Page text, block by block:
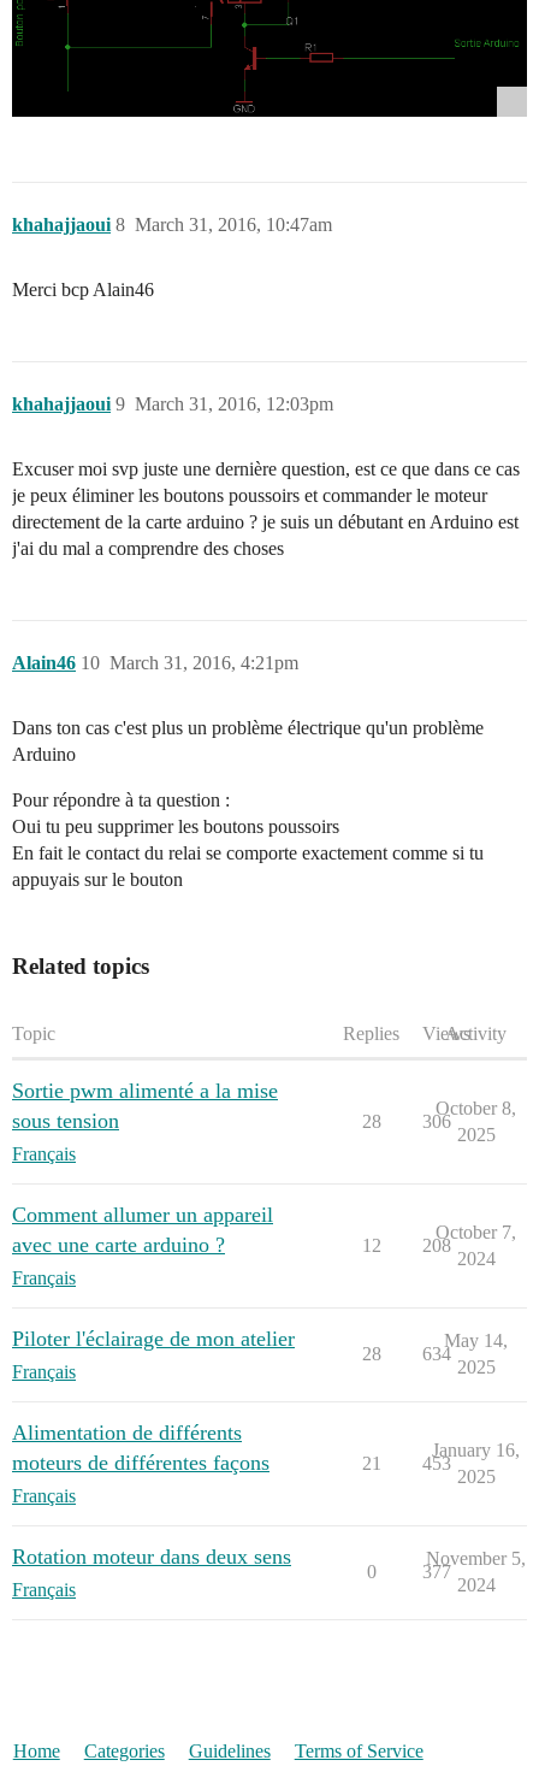
khahajjaoui March 31, 2016, 10:47am
8
Merci bcp Alain46
khahajjaoui March 31, 2016, 12:03pm
9
Excuser moi svp juste une dernière question, est ce que dans ce cas
je peux éliminer les boutons poussoirs et commander le moteur
directement de la carte arduino ? je suis un débutant en Arduino est
j'ai du mal a comprendre des choses
Alain46 March 31, 2016, 4:21pm
10
Dans ton cas c'est plus un problème électrique qu'un problème
Arduino
Pour répondre à ta question :
Oui tu peu supprimer les boutons poussoirs
En fait le contact du relai se comporte exactement comme si tu
appuyais sur le bouton
Related topics
Topic Replies ViewsActivity
Sortie pwm alimenté a la mise
sous tension
Français
28 306
October 8,
2025
Comment allumer un appareil
avec une carte arduino ?
Français
12 208
October 7,
2024
Piloter l'éclairage de mon atelier
Français
28 634
May 14,
2025
Alimentation de différents
moteurs de différentes façons
Français
21 453
January 16,
2025
Rotation moteur dans deux sens
Français
0 377
November 5,
2024
Home Categories Guidelines Terms of Service